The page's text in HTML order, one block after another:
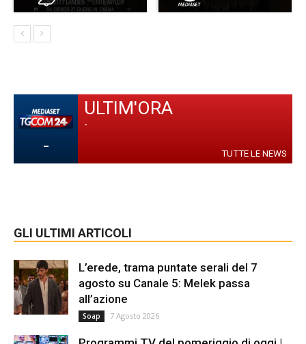
-
ULTIM'ORA
-
TUTTE LE NEWS
GLI ULTIMI ARTICOLI
L’erede, trama puntate serali del 7
agosto su Canale 5: Melek passa
all’azione
Soap 7 Agosto 2026